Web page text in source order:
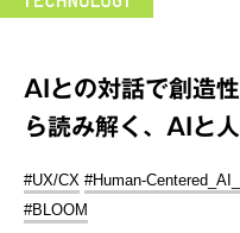
AIとの対話で創造
ら読み解く、AIと
#UX/CX #Human-
#BLOOM